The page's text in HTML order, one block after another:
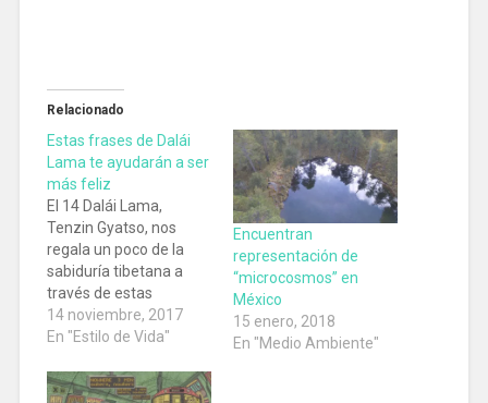
Relacionado
Estas frases de Dalái
Lama te ayudarán a ser
más feliz
El 14 Dalái Lama,
Tenzin Gyatso, nos
regala un poco de la
sabiduría tibetana a
través de estas
inspiradoras frases que
nos pueden ayudar a
14 noviembre, 2017
En "Estilo de Vida"
Encuentran
representación de
“microcosmos” en
México
15 enero, 2018
En "Medio Ambiente"